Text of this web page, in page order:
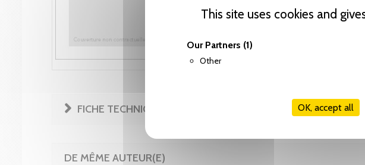
This site uses cookies and
Our Partners (1)
Other
OK, accept all
FICHE TECHNIQUE
DE MÊME AUTEUR(E)